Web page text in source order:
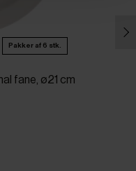
Pakker af 6 stk.
fane, ø21 cm